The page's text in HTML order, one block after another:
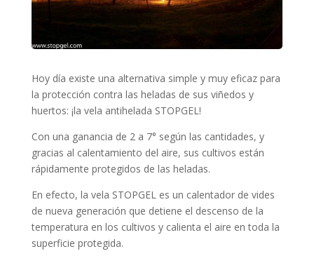
Hoy día existe una alternativa simple y muy eficaz para
la protección contra las heladas de sus viñedos y
huertos: ¡la vela antihelada STOPGEL!
Con una ganancia de 2 a 7° según las cantidades, y
gracias al calentamiento del aire, sus cultivos están
rápidamente protegidos de las heladas.
En efecto, la vela STOPGEL es un calentador de vides
de nueva generación que detiene el descenso de la
temperatura en los cultivos y calienta el aire en toda la
superficie protegida.